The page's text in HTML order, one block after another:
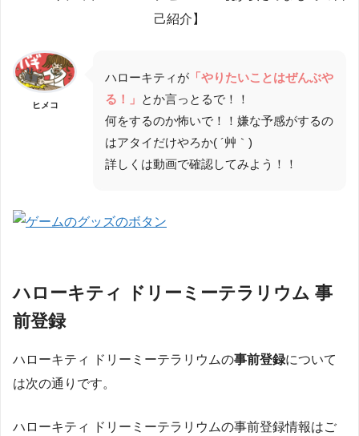
己紹介】
ヒメコ
ハローキティが 「やりたいことはぜんぶや
る！」 とか言っとるで！！
何をするのか怖いで！！嫌な予感がするの
はアタイだけやろか( ´艸｀)
詳しくは動画で確認してみよう！！
ハローキティ ドリーミーテラリウム 事
前登録
ハローキティ ドリーミーテラリウムの事前登録について
は次の通りです。
ハローキティ ドリーミーテラリウムの事前登録情報はご